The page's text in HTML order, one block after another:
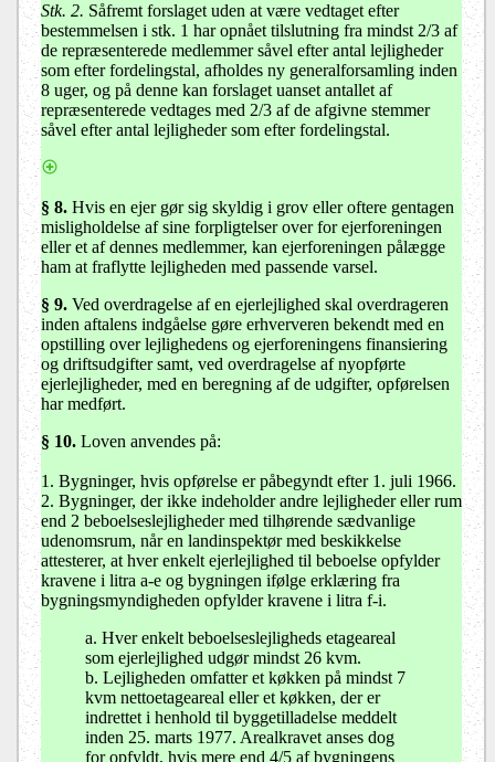
Stk. 2. Såfremt forslaget uden at være vedtaget efter
bestemmelsen i stk. 1 har opnået tilslutning fra mindst 2/3 af
de repræsenterede medlemmer såvel efter antal lejligheder
som efter fordelingstal, afholdes ny generalforsamling inden
8 uger, og på denne kan forslaget uanset antallet af
repræsenterede vedtages med 2/3 af de afgivne stemmer
såvel efter antal lejligheder som efter fordelingstal.
§ 8. Hvis en ejer gør sig skyldig i grov eller oftere gentagen
misligholdelse af sine forpligtelser over for ejerforeningen
eller et af dennes medlemmer, kan ejerforeningen pålægge
ham at fraflytte lejligheden med passende varsel.
§ 9. Ved overdragelse af en ejerlejlighed skal overdrageren
inden aftalens indgåelse gøre erhververen bekendt med en
opstilling over lejlighedens og ejerforeningens finansiering
og driftsudgifter samt, ved overdragelse af nyopførte
ejerlejligheder, med en beregning af de udgifter, opførelsen
har medført.
§ 10. Loven anvendes på:
1. Bygninger, hvis opførelse er påbegyndt efter 1. juli 1966.
2. Bygninger, der ikke indeholder andre lejligheder eller rum
end 2 beboelseslejligheder med tilhørende sædvanlige
udenomsrum, når en landinspektør med beskikkelse
attesterer, at hver enkelt ejerlejlighed til beboelse opfylder
kravene i litra a-e og bygningen ifølge erklæring fra
bygningsmyndigheden opfylder kravene i litra f-i.
a. Hver enkelt beboelseslejligheds etageareal
som ejerlejlighed udgør mindst 26 kvm.
b. Lejligheden omfatter et køkken på mindst 7
kvm nettoetageareal eller et køkken, der er
indrettet i henhold til byggetilladelse meddelt
inden 25. marts 1977. Arealkravet anses dog
for opfyldt, hvis mere end 4/5 af bygningens